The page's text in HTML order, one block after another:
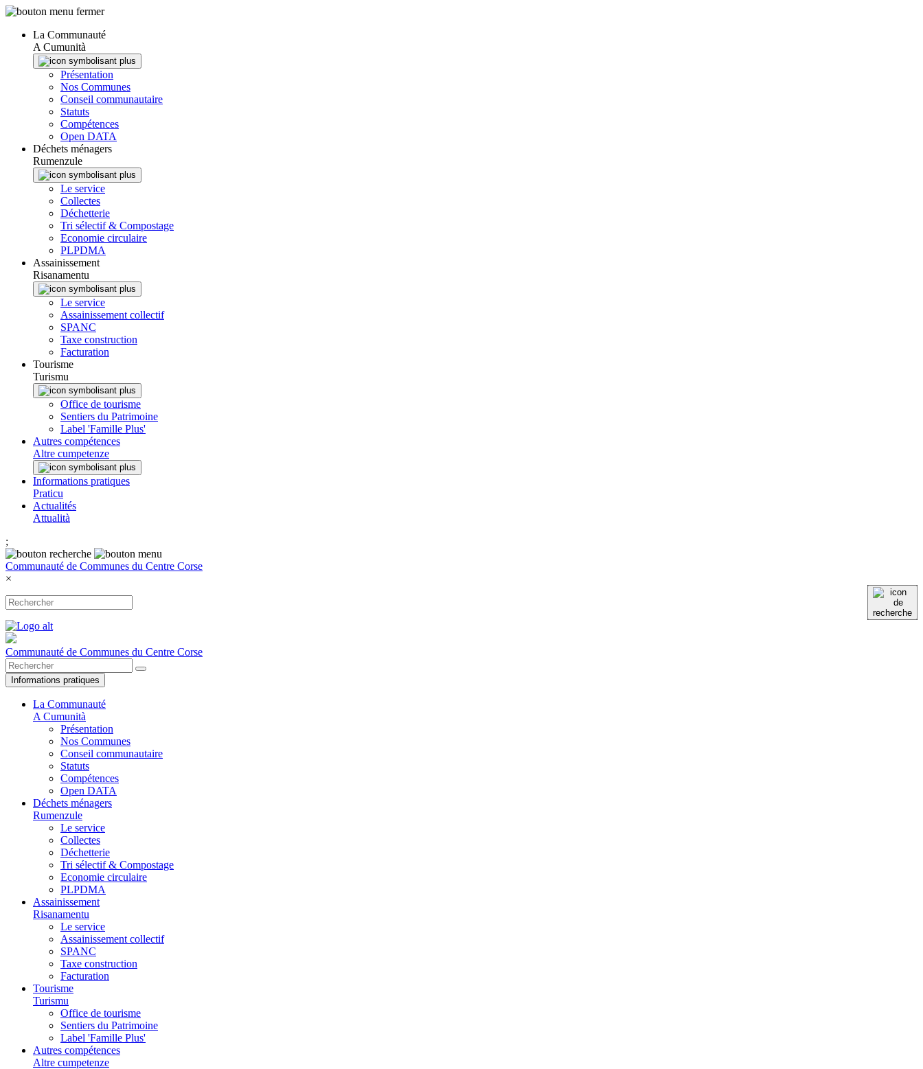
La Communauté
A Cumunità
Présentation
Nos Communes
Conseil communautaire
Statuts
Compétences
Open DATA
Déchets ménagers
Rumenzule
Le service
Collectes
Déchetterie
Tri sélectif & Compostage
Economie circulaire
PLPDMA
Assainissement
Risanamentu
Le service
Assainissement collectif
SPANC
Taxe construction
Facturation
Tourisme
Turismu
Office de tourisme
Sentiers du Patrimoine
Label 'Famille Plus'
Autres compétences
Altre cumpetenze
Informations pratiques
Praticu
Actualités
Attualità
;
Communauté de Communes du Centre Corse
×
Communauté de Communes du Centre Corse
Informations pratiques
La Communauté
A Cumunità
Présentation
Nos Communes
Conseil communautaire
Statuts
Compétences
Open DATA
Déchets ménagers
Rumenzule
Le service
Collectes
Déchetterie
Tri sélectif & Compostage
Economie circulaire
PLPDMA
Assainissement
Risanamentu
Le service
Assainissement collectif
SPANC
Taxe construction
Facturation
Tourisme
Turismu
Office de tourisme
Sentiers du Patrimoine
Label 'Famille Plus'
Autres compétences
Altre cumpetenze
Panneau de gestion des cookies